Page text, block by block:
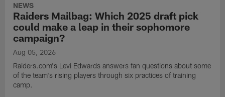
NEWS
Raiders Mailbag: Which 2025 draft pick
could make a leap in their sophomore
campaign?
Aug 05, 2026
Raiders.com's Levi Edwards answers fan questions about some
of the team's rising players through six practices of training
camp.